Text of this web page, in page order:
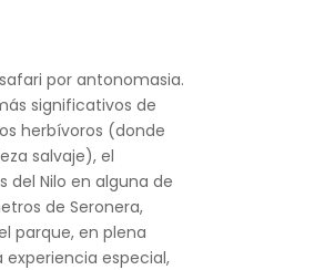
por antonomasia.
significativos de
herbívoros (donde
salvaje), el
del Nilo en alguna de
de Seronera,
parque, en plena
experiencia especial,